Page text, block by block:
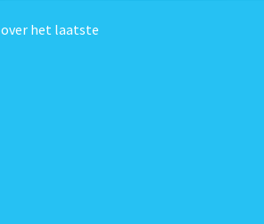
het laatste